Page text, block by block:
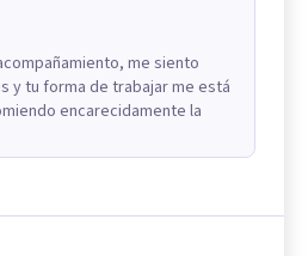
me siento
y tu forma de trabajar me está
encarecidamente la